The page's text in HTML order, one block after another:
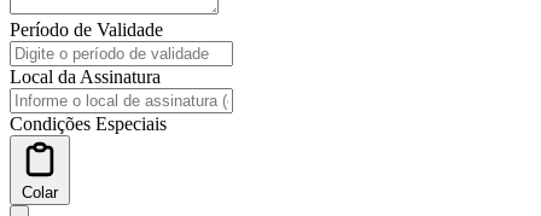
Período de Validade
Local da Assinatura
Condições Especiais
Colar